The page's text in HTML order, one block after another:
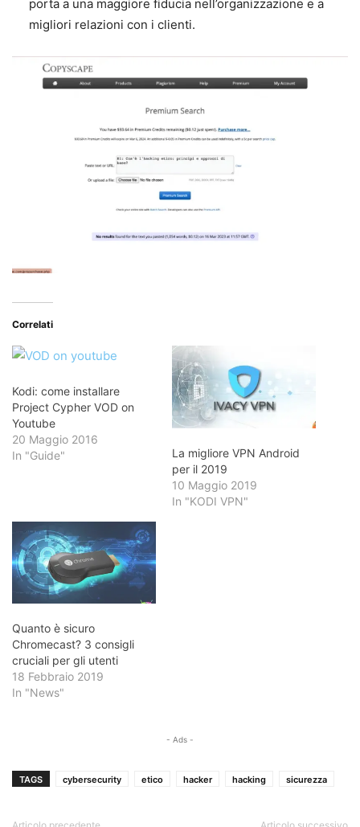
porta a una maggiore fiducia nell’organizzazione e a
migliori relazioni con i clienti.
Correlati
Kodi: come installare
Project Cypher VOD on
Youtube
20 Maggio 2016
In "Guide"
La migliore VPN Android
per il 2019
10 Maggio 2019
In "KODI VPN"
Quanto è sicuro
Chromecast? 3 consigli
cruciali per gli utenti
18 Febbraio 2019
In "News"
- Ads -
TAGS cybersecurity etico hacker hacking sicurezza